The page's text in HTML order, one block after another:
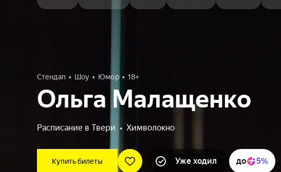
Стендап Шоу Юмор 18+
Ольга Малащенко
Расписание в Твери • Химволокно
Купить билеты Уже ходил до 5%